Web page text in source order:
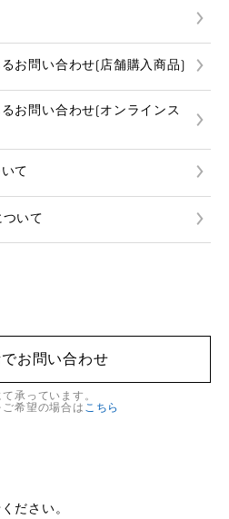
お問い合わせ(店舗購入商品)
お問い合わせ(オンラインス
て
いて
お問い合わせ
承っています。
希望の場合は こちら
ださい。